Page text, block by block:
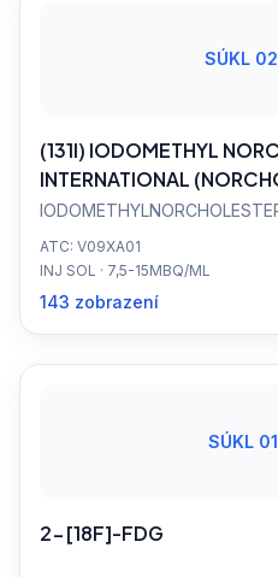
SÚKL
(131I) IODOMETHYL
INTERNATIONAL
ATC: V09XA01
INJ SOL · 7,5-15MBQ/ML
143 zobrazení
SÚKL
2-[18F]-FDG